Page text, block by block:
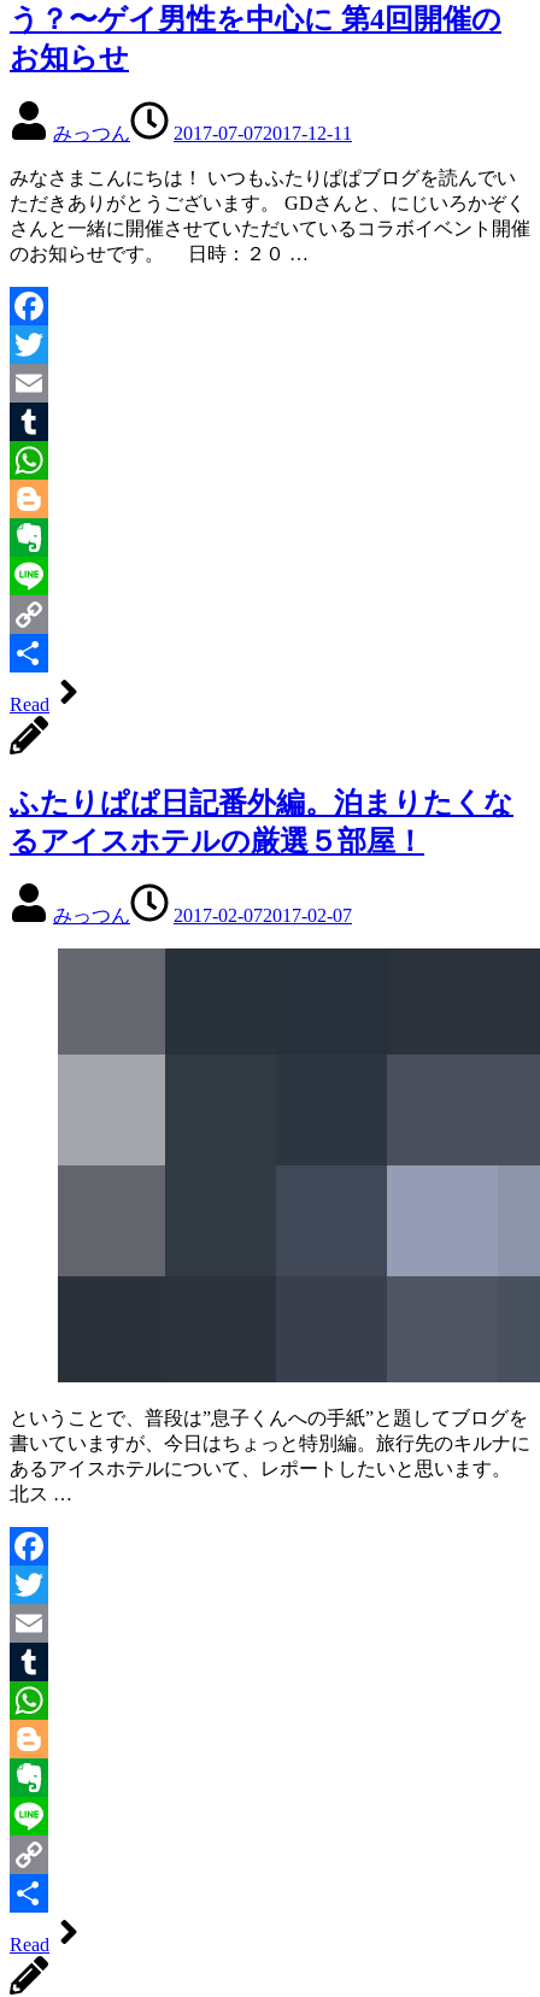
う？〜ゲイ男性を中心に 第4回開催の
お知らせ
みっつん 2017-07-072017-12-11
みなさまこんにちは！ いつもふたりぱぱブログを読んでい
ただきありがとうございます。 GDさんと、にじいろかぞく
さんと一緒に開催させていただいているコラボイベント開催
のお知らせです。 日時：２０ …
Facebook
Twitter
Email
Tumblr
WhatsApp
Blogger
Evernote
Line
Copy
有
Read
ふたりぱぱ日記番外編。泊まりたくな
るアイスホテルの厳選５部屋！
みっつん 2017-02-072017-02-07
ということで、普段は”息子くんへの手紙”と題してブログを
書いていますが、今日はちょっと特別編。旅行先のキルナに
あるアイスホテルについて、レポートしたいと思います。
北ス …
Facebook
Twitter
Email
Tumblr
WhatsApp
Blogger
Evernote
Line
Copy
有
Read